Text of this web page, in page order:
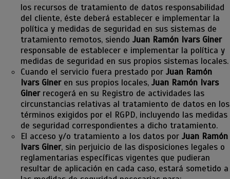
los recursos de tratamiento de datos responsabilidad
del cliente, éste deberá establecer e implementar la
política y medidas de seguridad en sus sistemas de
tratamiento remotos, siendo Juan Ramón Ivars Giner
responsable de establecer e implementar la política y
medidas de seguridad en sus propios sistemas locales.
Cuando el servicio fuera prestado por Juan Ramón
Ivars Gineren sus propios locales, Juan Ramón Ivars
Ginerrecogerá en su Registro de actividades las
circunstancias relativas al tratamiento de datos en los
términos exigidos por el RGPD, incluyendo las medidas
de seguridad correspondientes a dicho tratamiento.
El acceso y/o tratamiento a los datos por Juan Ramón
Ivars Giner, sin perjuicio de las disposiciones legales o
reglamentarias específicas vigentes que pudieran
resultar de aplicación en cada caso, estará sometido a